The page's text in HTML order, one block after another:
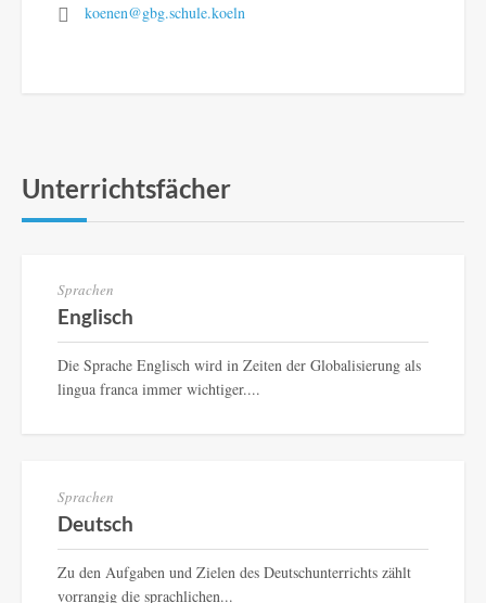
koenen@gbg.schule.koeln
Unterrichtsfächer
Sprachen
Englisch
Die Sprache Englisch wird in Zeiten der Globalisierung als
lingua franca immer wichtiger....
Sprachen
Deutsch
Zu den Aufgaben und Zielen des Deutschunterrichts zählt
vorrangig die sprachlichen...